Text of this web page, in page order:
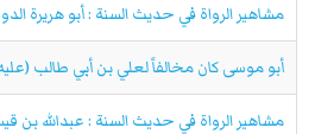
مشاهير الرواة في حديث السنة : أبو هريرة
أبو موسى كان مخالفاً لعلي بن أبي طالب
مشاهير الرواة في حديث السنة : عبدالله بن